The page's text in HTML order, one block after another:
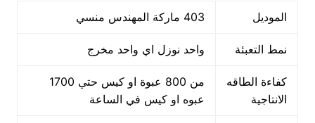
الموديل 403 ماركة المهندس منسي
نمط التعبئة واحد نوزل اي واحد مخرج
كفاءة الطاقه
الانتاجية
من 800 عبوة او كيس حتي 1700
عبوه او كيس في الساعة